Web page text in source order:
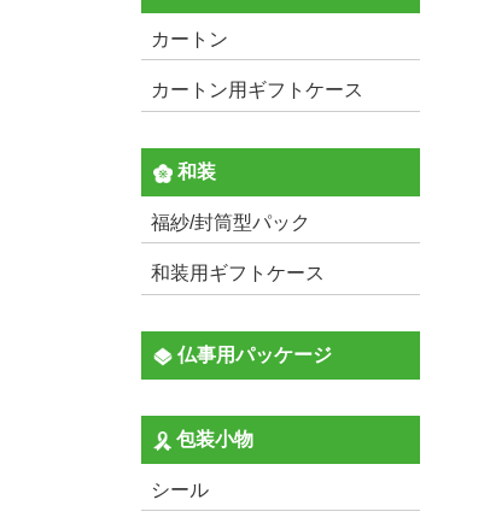
カートン
カートン用ギフトケース
和装
福紗/封筒型パック
和装用ギフトケース
仏事用パッケージ
包装小物
シール